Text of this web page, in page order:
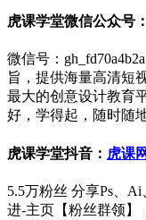
虎课学堂微信公众号
微信号：
旨，提供海量高清短
最大的创意设计教育
好，学得起，随时随
虎课学堂抖音： 虎课
5.5万粉丝 分享Ps、
进-主页【粉丝群领】